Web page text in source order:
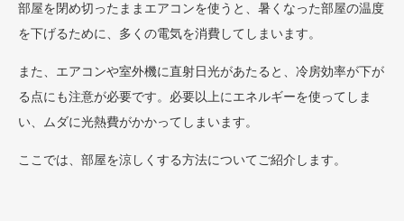
部屋を閉め切ったままエアコンを使うと、暑くなった部屋の温度
を下げるために、多くの電気を消費してしまいます。
また、エアコンや室外機に直射日光があたると、冷房効率が下が
る点にも注意が必要です。必要以上にエネルギーを使ってしま
い、ムダに光熱費がかかってしまいます。
ここでは、部屋を涼しくする方法についてご紹介します。